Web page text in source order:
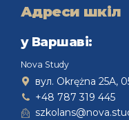
Адреси шкіл
у Варшаві:
Nova Study
вул. Okrężna 25A,
+48 787 319 445